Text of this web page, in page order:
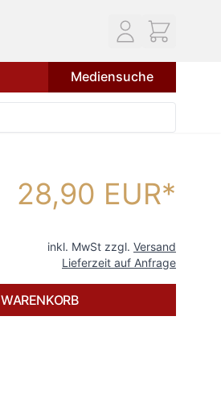
Mediensuche
28,90 EUR
inkl. MwSt zzgl. Versand
Lieferzeit auf Anfrage
WARENKORB